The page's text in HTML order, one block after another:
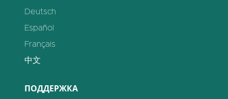
Deutsch
Español
Français
中文
ПОДДЕРЖКА